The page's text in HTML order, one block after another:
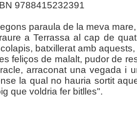
9788415232391
paraula de la meva
a Terrassa al cap de
batxillerat amb
feliços de malalt, pudor de
arraconat una vegada i
la qual no hauria sortit
que voldria fer bitlles".